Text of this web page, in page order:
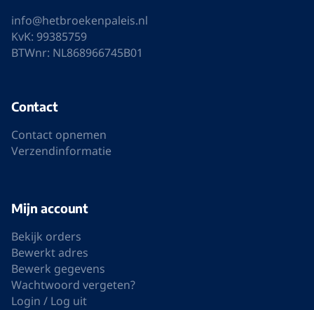
info@hetbroekenpaleis.nl
KvK: 99385759
BTWnr: NL868966745B01
Contact
Contact opnemen
Verzendinformatie
Mijn account
Bekijk orders
Bewerkt adres
Bewerk gegevens
Wachtwoord vergeten?
Login / Log uit